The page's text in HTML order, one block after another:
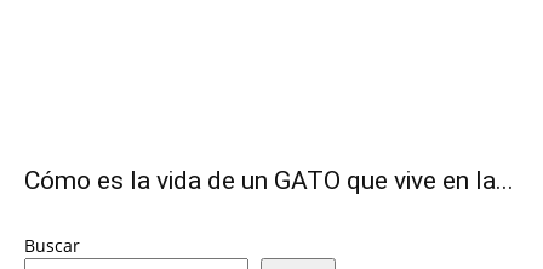
Cómo es la vida de un GATO que vive en la...
Buscar